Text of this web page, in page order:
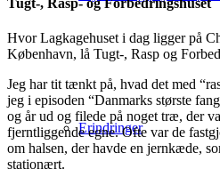
Erindringer
Hvor Lagkagehuset i dag ligger på
København, lå Tugt-, Rasp og
Jeg har tit tænkt på, hvad det med
jeg i episoden “Danmarks største
og år ud og filede på noget træ, der
fjerntliggende egne. Ofte var de
om halsen, der havde en jernkæde,
stationært.